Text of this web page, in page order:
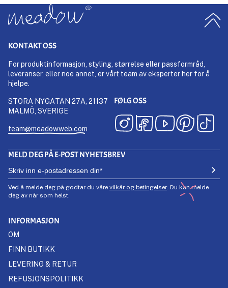
KONTAKT OSS
For produktinformasjon, styling, størrelse eller passformråd,
leveranser, eller noe annet, er vårt team av eksperter her for å
hjelpe.
STORA NYGATAN 27A, 21137
MALMÖ, SVERIGE
team@meadowweb.com
FØLG OSS
MELD DEG PÅ E-POST NYHETSBREV
Ved å melde deg på godtar du våre vilkår og betingelser. Du kan melde
deg av når som helst.
INFORMASJON
OM
FINN BUTIKK
LEVERING & RETUR
REFUSJONSPOLITIKK